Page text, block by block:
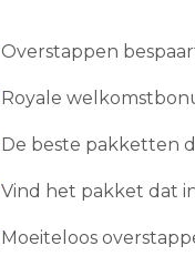
Overstappen
Royale
De beste pakketten
Vind het pakket dat
Moeiteloos